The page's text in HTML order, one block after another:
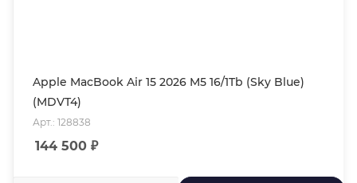
Apple MacBook Air 15 2026 M5 16/1Tb (Sky Blue)
(MDVT4)
Арт.: 128838
144 500 ₽